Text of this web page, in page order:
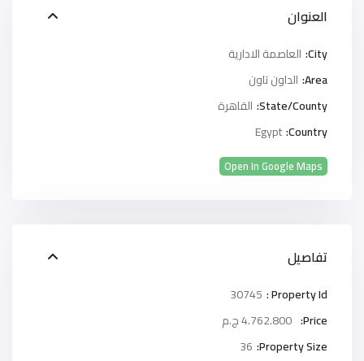
العنوان
City: العاصمة الادارية
Area: الداون تاون
State/County: القاهرة
Country:
Egypt
Open In Google Maps
تفاصيل
Property Id :
30745
Price: 4.762.800 ج.م
Property Size:
36